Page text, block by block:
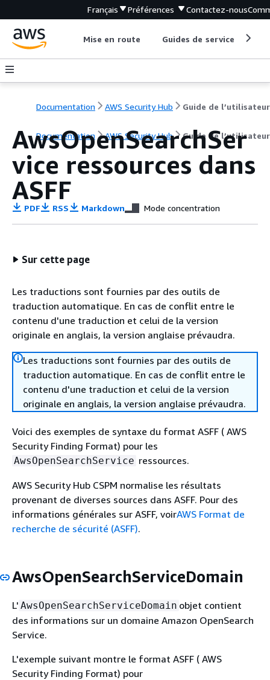
Français Préférences Contactez-nous
Mise en route Guides de service
Documentation AWS Security Hub Guide de l’utilisateur
Documentation AWS Security Hub Guide de l’utilisateur
AwsOpenSearchSer
vice ressources dans
ASFF
PDF RSS Markdown Mode concentration
Sur cette page
Les traductions sont fournies par des outils de
traduction automatique. En cas de conflit entre le
contenu d'une traduction et celui de la version
originale en anglais, la version anglaise prévaudra.
Les traductions sont fournies par des outils de
traduction automatique. En cas de conflit entre le
contenu d'une traduction et celui de la version
originale en anglais, la version anglaise prévaudra.
Voici des exemples de syntaxe du format ASFF ( AWS
Security Finding Format) pour les
AwsOpenSearchService ressources.
AWS Security Hub CSPM normalise les résultats
provenant de diverses sources dans ASFF. Pour des
informations générales sur ASFF, voirAWS Format de
recherche de sécurité (ASFF).
AwsOpenSearchServiceDomain
L' AwsOpenSearchServiceDomain objet contient
des informations sur un domaine Amazon OpenSearch
Service.
L'exemple suivant montre le format ASFF ( AWS
Security Finding Format) pour